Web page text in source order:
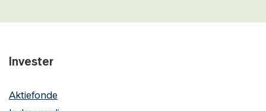
Invester
Aktiefonde